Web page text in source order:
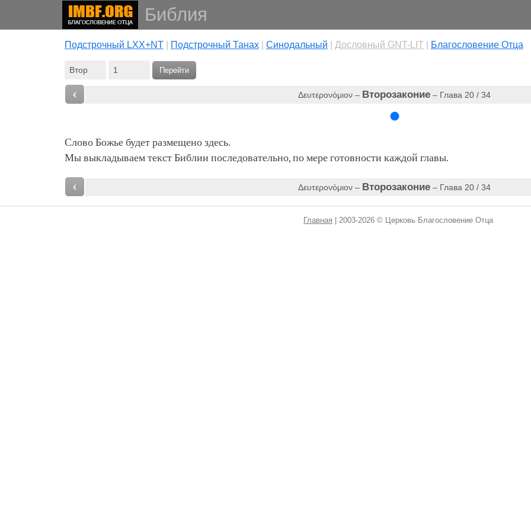
Библия
Подстрочный LXX+NT| Подстрочный Танах| Cинодальный Дословный GNT-LIT| Благословение Отца
Перейти
‹ Δευτερονόμιον – Второзаконие– Глава 20 / 34
Слово Божье будет размещено здесь.
Мы выкладываем текст Библии последовательно, по мере готовности каждой главы.
‹ Δευτερονόμιον – Второзаконие– Глава 20 / 34
Главная | 2003-2026 © Церковь Благословение Отца